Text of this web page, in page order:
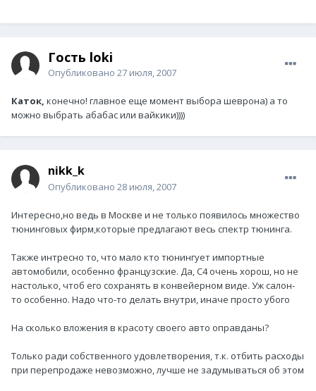
Гость loki
Опубликовано 27 июля, 2007
Каток, конечно! главное еще момент выбора шеврона) а то
можно выбрать абабас или вайкики))))
nikk_k
Опубликовано 28 июля, 2007
Интересно,но ведь в Москве и не только появилось множество
тюнинговых фирм,которые предлагают весь спектр тюнинга.
Также интресно то, что мало кто тюнингует импортные
автомобили, особенно французские. Да, С4 очень хорош, но не
настолько, чтоб его сохранять в конвейерном виде. Уж салон-
то особенно. Надо что-то делать внутри, иначе просто убого
На сколько вложения в красоту своего авто оправданы?
Только ради собственного удовлетворения, т.к. отбить расходы
при перепродаже невозможно, лучше не задумываться об этом